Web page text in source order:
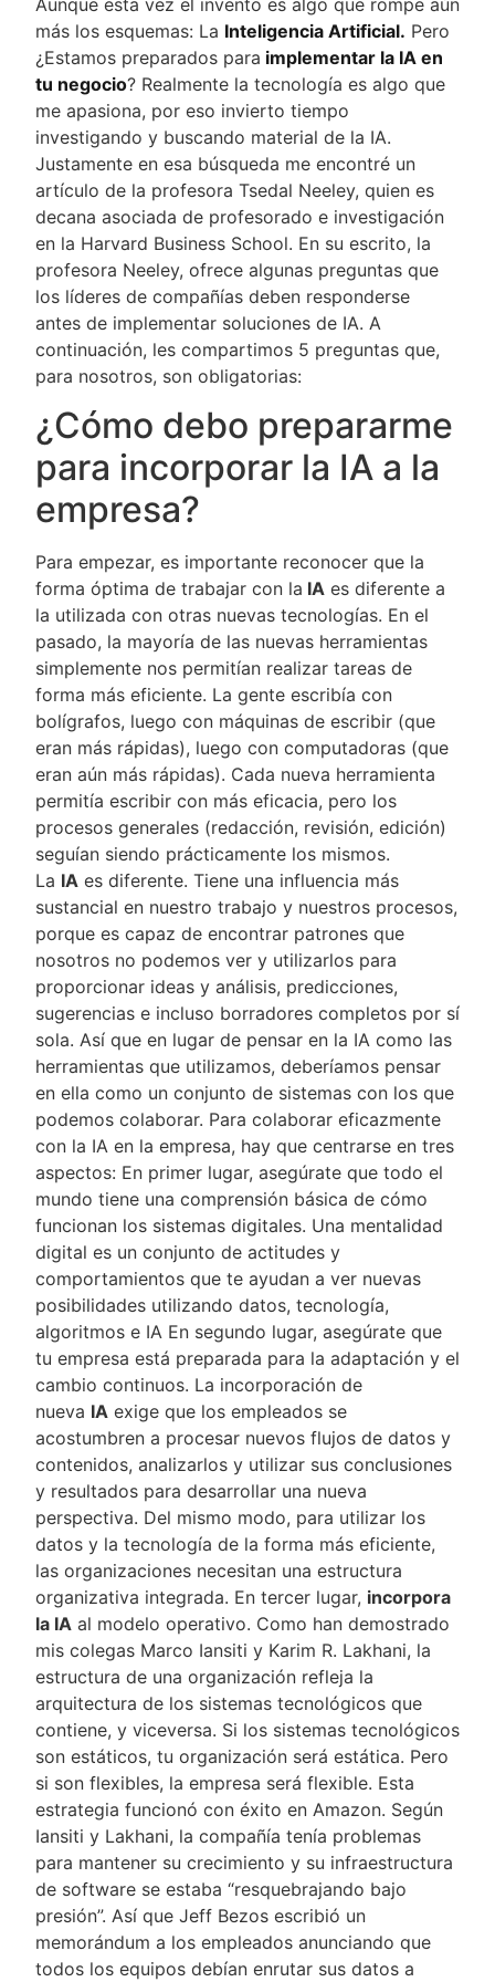
más los esquemas: La Inteligencia Artificial. Pero
¿Estamos preparados para implementar la IA en
tu negocio? Realmente la tecnología es algo que
me apasiona, por eso invierto tiempo
investigando y buscando material de la IA.
Justamente en esa búsqueda me encontré un
artículo de la profesora Tsedal Neeley, quien es
decana asociada de profesorado e investigación
en la Harvard Business School. En su escrito, la
profesora Neeley, ofrece algunas preguntas que
los líderes de compañías deben responderse
antes de implementar soluciones de IA. A
continuación, les compartimos 5 preguntas que,
para nosotros, son obligatorias:
¿Cómo debo prepararme
para incorporar la IA a la
empresa?
Para empezar, es importante reconocer que la
forma óptima de trabajar con la IA es diferente a
la utilizada con otras nuevas tecnologías. En el
pasado, la mayoría de las nuevas herramientas
simplemente nos permitían realizar tareas de
forma más eficiente. La gente escribía con
bolígrafos, luego con máquinas de escribir (que
eran más rápidas), luego con computadoras (que
eran aún más rápidas). Cada nueva herramienta
permitía escribir con más eficacia, pero los
procesos generales (redacción, revisión, edición)
seguían siendo prácticamente los mismos.
La IA es diferente. Tiene una influencia más
sustancial en nuestro trabajo y nuestros procesos,
porque es capaz de encontrar patrones que
nosotros no podemos ver y utilizarlos para
proporcionar ideas y análisis, predicciones,
sugerencias e incluso borradores completos por sí
sola. Así que en lugar de pensar en la IA como las
herramientas que utilizamos, deberíamos pensar
en ella como un conjunto de sistemas con los que
podemos colaborar. Para colaborar eficazmente
con la IA en la empresa, hay que centrarse en tres
aspectos: En primer lugar, asegúrate que todo el
mundo tiene una comprensión básica de cómo
funcionan los sistemas digitales. Una mentalidad
digital es un conjunto de actitudes y
comportamientos que te ayudan a ver nuevas
posibilidades utilizando datos, tecnología,
algoritmos e IA En segundo lugar, asegúrate que
tu empresa está preparada para la adaptación y el
cambio continuos. La incorporación de
nueva IA exige que los empleados se
acostumbren a procesar nuevos flujos de datos y
contenidos, analizarlos y utilizar sus conclusiones
y resultados para desarrollar una nueva
perspectiva. Del mismo modo, para utilizar los
datos y la tecnología de la forma más eficiente,
las organizaciones necesitan una estructura
organizativa integrada. En tercer lugar, incorpora
la IA al modelo operativo. Como han demostrado
mis colegas Marco Iansiti y Karim R. Lakhani, la
estructura de una organización refleja la
arquitectura de los sistemas tecnológicos que
contiene, y viceversa. Si los sistemas tecnológicos
son estáticos, tu organización será estática. Pero
si son flexibles, la empresa será flexible. Esta
estrategia funcionó con éxito en Amazon. Según
Iansiti y Lakhani, la compañía tenía problemas
para mantener su crecimiento y su infraestructura
de software se estaba “resquebrajando bajo
presión”. Así que Jeff Bezos escribió un
memorándum a los empleados anunciando que
todos los equipos debían enrutar sus datos a